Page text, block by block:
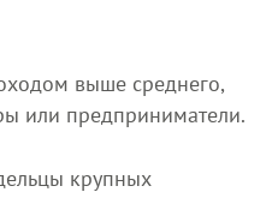
выше среднего,
или предприниматели.
крупных